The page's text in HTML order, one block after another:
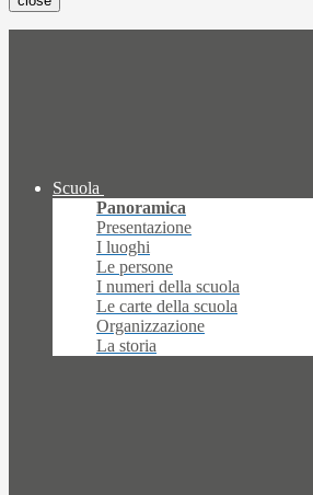
Scuola
Panoramica
Presentazione
I luoghi
Le persone
I numeri della scuola
Le carte della scuola
Organizzazione
La storia